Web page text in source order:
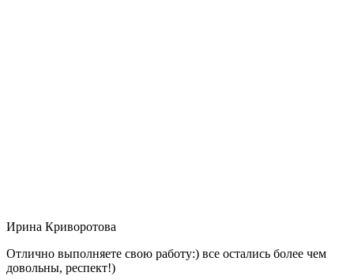
Ирина Криворотова
Отлично выполняете свою работу:) все остались более чем
довольны, респект!)